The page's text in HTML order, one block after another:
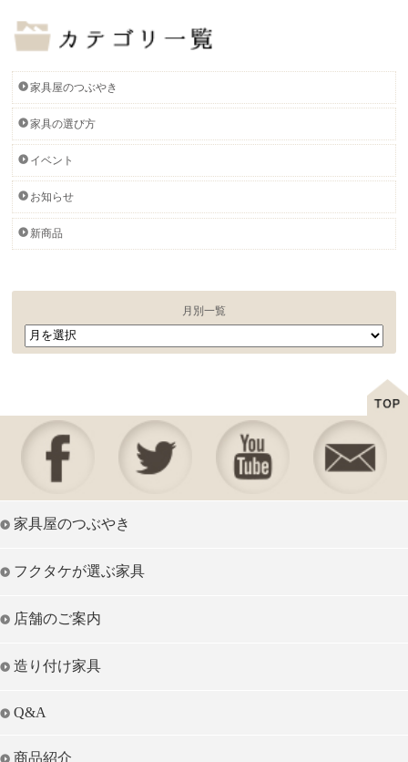
家具屋のつぶやき
家具の選び方
イベント
お知らせ
新商品
月別一覧
家具屋のつぶやき
フクタケが選ぶ家具
店舗のご案内
造り付け家具
Q&A
商品紹介